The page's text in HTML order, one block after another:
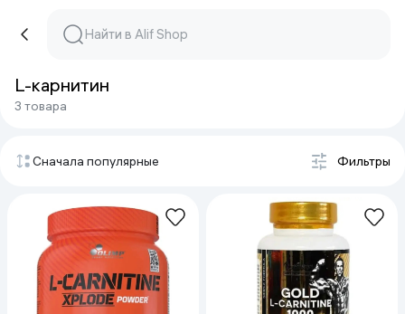
L-карнитин
3 товара
Сначала популярные Фильтры